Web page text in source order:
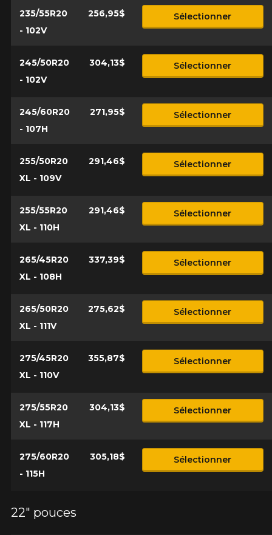
235/55R20
- 102V
256,95$ Sélectionner
245/50R20
- 102V
304,13$ Sélectionner
245/60R20
- 107H
271,95$ Sélectionner
255/50R20
XL - 109V
291,46$ Sélectionner
255/55R20
XL - 110H
291,46$ Sélectionner
265/45R20
XL - 108H
337,39$ Sélectionner
265/50R20
XL - 111V
275,62$ Sélectionner
275/45R20
XL - 110V
355,87$ Sélectionner
275/55R20
XL - 117H
304,13$ Sélectionner
275/60R20
- 115H
305,18$ Sélectionner
22" pouces